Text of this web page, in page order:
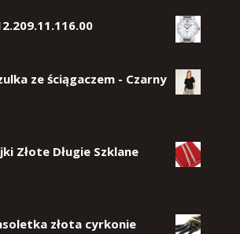
ze ściągaczem - Czarny
Złote Długie Szklane
złota cyrkonie